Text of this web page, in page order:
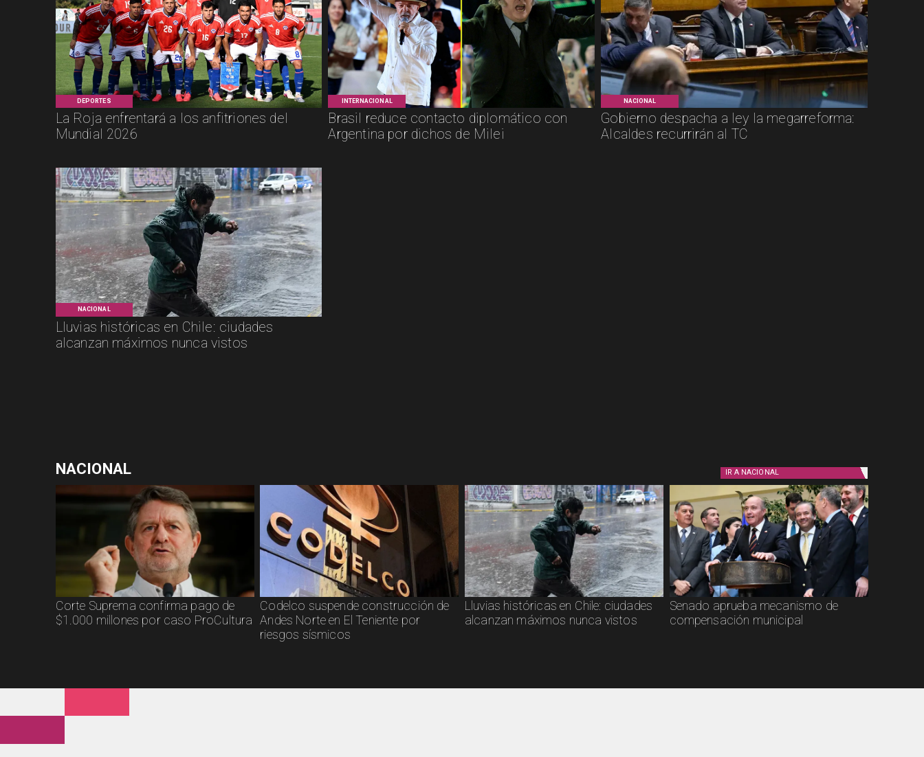
DEPORTES
La Roja enfrentará a los anfitriones del
Mundial 2026
INTERNACIONAL
Brasil reduce contacto diplomático con
Argentina por dichos de Milei
NACIONAL
Gobierno despacha a ley la megarreforma:
Alcaldes recurrirán al TC
NACIONAL
Lluvias históricas en Chile: ciudades
alcanzan máximos nunca vistos
NACIONAL IR A NACIONAL
Corte Suprema confirma pago de
$1.000 millones por caso ProCultura
Codelco suspende construcción de
Andes Norte en El Teniente por
riesgos sísmicos
Lluvias históricas en Chile: ciudades
alcanzan máximos nunca vistos
Senado aprueba mecanismo de
compensación municipal